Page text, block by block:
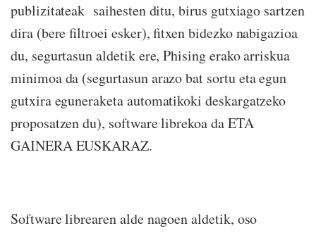
publizitateak saihesten ditu, birus gutxiago sartzen
dira (bere filtroei esker), fitxen bidezko nabigazioa
du, segurtasun aldetik ere, Phising erako arriskua
minimoa da (segurtasun arazo bat sortu eta egun
gutxira eguneraketa automatikoki deskargatzeko
proposatzen du), software librekoa da ETA
GAINERA EUSKARAZ.
Software librearen alde nagoen aldetik, oso